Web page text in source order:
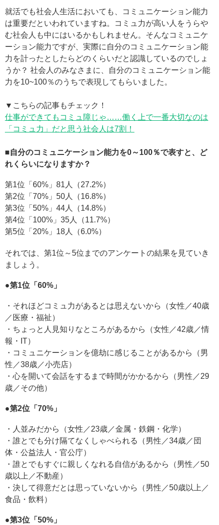
就活でも社会人生活においても、コミュニケーション能力
は重要だといわれていますね。コミュ力が高い人をうらや
む社会人も中にはいるかもしれません。そんなコミュニケ
ーション能力ですが、実際に自分のコミュニケーション能
力を計ったとしたらどのくらいだと認識しているのでしょ
うか？ 社会人のみなさまに、自分のコミュニケーション能
力を10~100％のうちで表現してもらいました。
▼こちらの記事もチェック！
仕事ができてもコミュ障じゃ……働く上で一番大切なのは
「コミュ力」だと思う社会人は7割！
■自分のコミュニケーション能力を0～100％で表すと、ど
れくらいになりますか？
第1位「60%」81人（27.2%）
第2位「70%」50人（16.8%）
第3位「50%」44人（14.8%）
第4位「100%」35人（11.7%）
第5位「20%」18人（6.0%）
それでは、第1位～5位までのアンケートの結果を見ていき
ましょう。
●第1位「60%」
・それほどコミュ力があるとは思えないから（女性／40歳
／医療・福祉）
・ちょっと人見知りなところがあるから（女性／42歳／情
報・IT）
・コミュニケーションを億劫に感じることがあるから（男
性／38歳／小売店）
・心を開いて会話をするまで時間がかかるから（男性／29
歳／その他）
●第2位「70%」
・人並みだから（女性／23歳／金属・鉄鋼・化学）
・誰とでも分け隔てなくしゃべられる（男性／34歳／団
体・公益法人・官公庁）
・誰とでもすぐに親しくなれる自信があるから（男性／50
歳以上／不動産）
・決して得意だとは思っていないから（男性／50歳以上／
食品・飲料）
●第3位「50%」